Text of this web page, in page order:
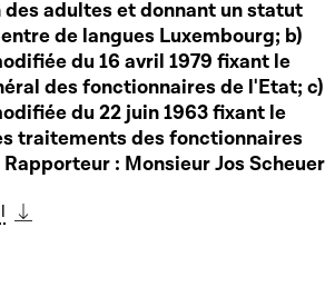
adultes et donnant un statut
de langues Luxembourg; b)
du 16 avril 1979 fixant le
des fonctionnaires de l'Etat; c)
du 22 juin 1963 fixant le
traitements des fonctionnaires
: Monsieur Jos Scheuer